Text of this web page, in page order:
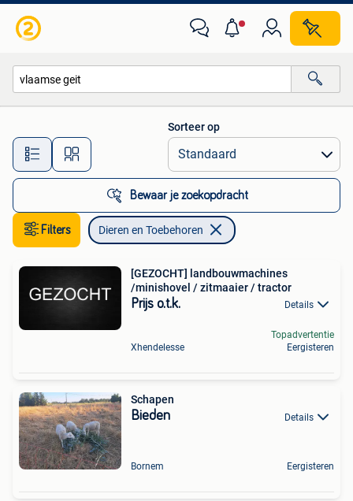
Alle afstanden…
Sorteer op
Bewaar je zoekopdracht
Filters Dieren en Toebehoren
[GEZOCHT] landbouwmachines
/minishovel / zitmaaier / tractor
Prijs o.t.k. Details
Xhendelesse
Topadvertentie
Eergisteren
Schapen
Bieden Details
Bornem Eergisteren